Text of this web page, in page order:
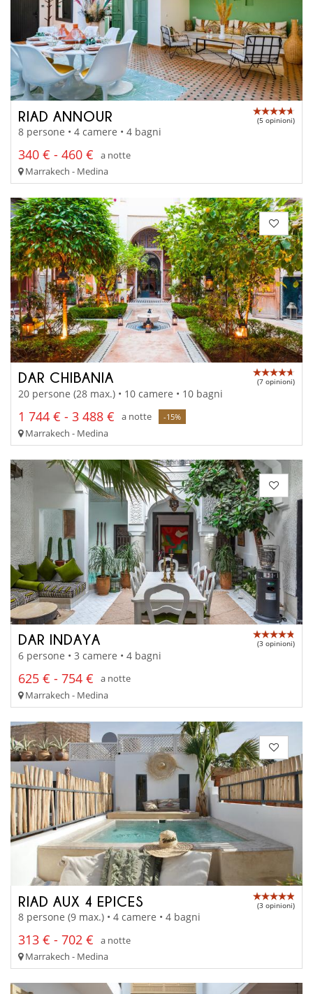
RIAD ANNOUR (5 opinioni)
8 persone • 4 camere • 4 bagni
340 € - 460 €
a notte
Marrakech - Medina
DAR CHIBANIA (7 opinioni)
20 persone (28 max.) • 10 camere • 10 bagni
1 744 € - 3 488 € a notte -15%
Marrakech - Medina
DAR INDAYA (3 opinioni)
6 persone • 3 camere • 4 bagni
625 € - 754 €
a notte
Marrakech - Medina
RIAD AUX 4 EPICES (3 opinioni)
8 persone (9 max.) • 4 camere • 4 bagni
313 € - 702 €
a notte
Marrakech - Medina